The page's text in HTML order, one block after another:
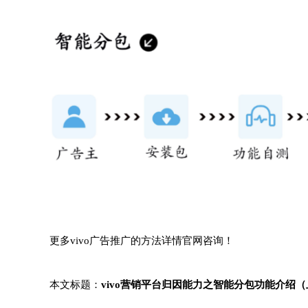
更多vivo广告推广的方法详情官网咨询！
本文标题： vivo营销平台归因能力之智能分包功能介绍（